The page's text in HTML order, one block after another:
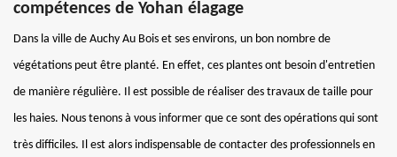
compétences de Yohan élagage
Dans la ville de Auchy Au Bois et ses environs, un bon nombre de
végétations peut être planté. En effet, ces plantes ont besoin d'entretien
de manière régulière. Il est possible de réaliser des travaux de taille pour
les haies. Nous tenons à vous informer que ce sont des opérations qui sont
très difficiles. Il est alors indispensable de contacter des professionnels en